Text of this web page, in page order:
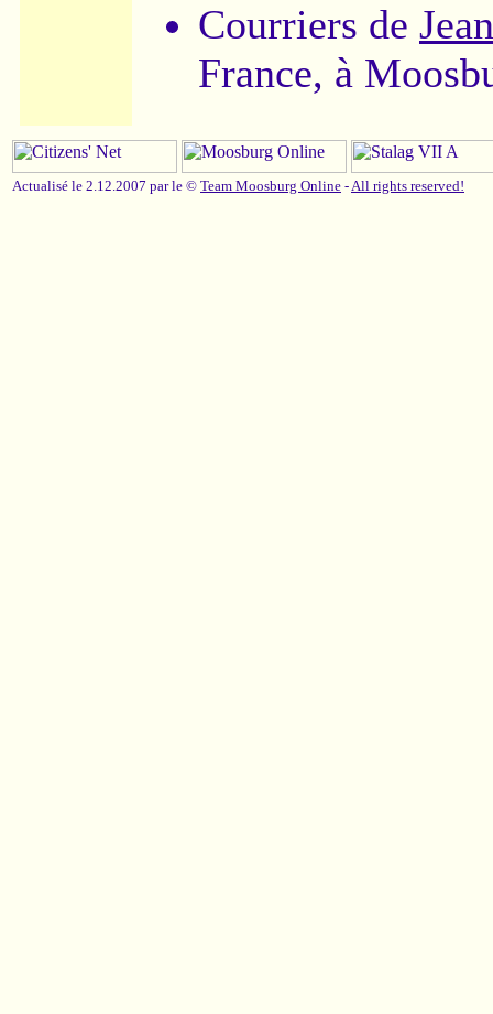
Courriers de
France, à
Actualisé le 2.12.2007 par le © Team Moosburg Online -All rights reserved!